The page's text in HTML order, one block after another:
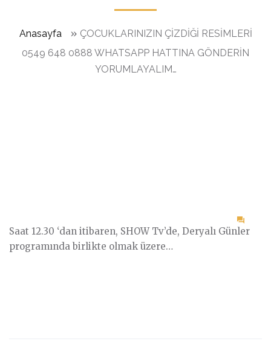
Anasayfa » ÇOCUKLARINIZIN ÇİZDİĞİ RESİMLERİ
0549 648 0888 WHATSAPP HATTINA GÖNDERİN
YORUMLAYALIM…
Saat 12.30 ‘dan itibaren, SHOW Tv’de, Deryalı Günler
programında birlikte olmak üzere…